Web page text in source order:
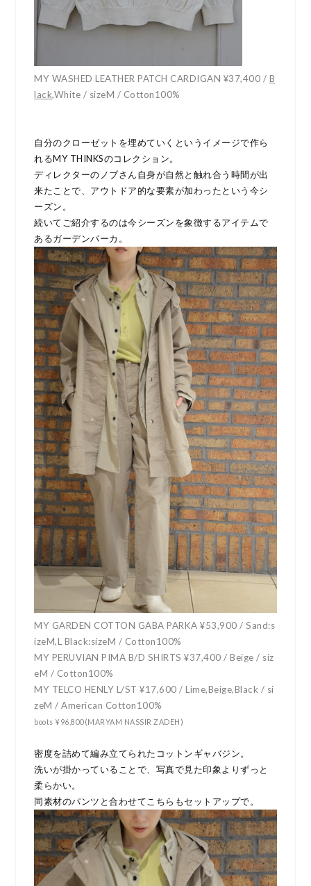
MY WASHED LEATHER PATCH CARDIGAN ¥37,400 / B
lack,White / sizeM / Cotton100%
自分のクローゼットを埋めていくというイメージで作ら
れるMY THINKSのコレクション。
ディレクターのノブさん自身が自然と触れ合う時間が出
来たことで、アウトドア的な要素が加わったという今シ
ーズン。
続いてご紹介するのは今シーズンを象徴するアイテムで
あるガーデンパーカ。
MY GARDEN COTTON GABA PARKA ¥53,900 / Sand:s
izeM,L Black:sizeM / Cotton100%
MY PERUVIAN PIMA B/D SHIRTS ¥37,400 / Beige / siz
eM / Cotton100%
MY TELCO HENLY L/ST ¥17,600 / Lime,Beige,Black / si
zeM / American Cotton100%
boots ¥96,800(MARYAM NASSIR ZADEH)
密度を詰めて編み立てられたコットンギャバジン。
洗いが掛かっていることで、写真で見た印象よりずっと
柔らかい。
同素材のパンツと合わせてこちらもセットアップで。